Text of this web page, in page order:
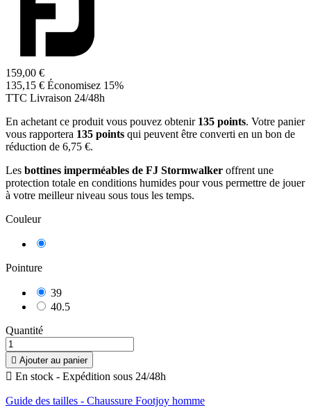
159,00 €
135,15 € Économisez 15%
TTC Livraison 24/48h
En achetant ce produit vous pouvez obtenir 135 points. Votre panier
vous rapportera 135 points qui peuvent être converti en un bon de
réduction de 6,75 €.
Les bottines imperméables de FJ Stormwalker offrent une
protection totale en conditions humides pour vous permettre de jouer
à votre meilleur niveau sous tous les temps.
Couleur
Pointure
39
40.5
Quantité
 Ajouter au panier
 En stock - Expédition sous 24/48h
Guide des tailles - Chaussure Footjoy homme